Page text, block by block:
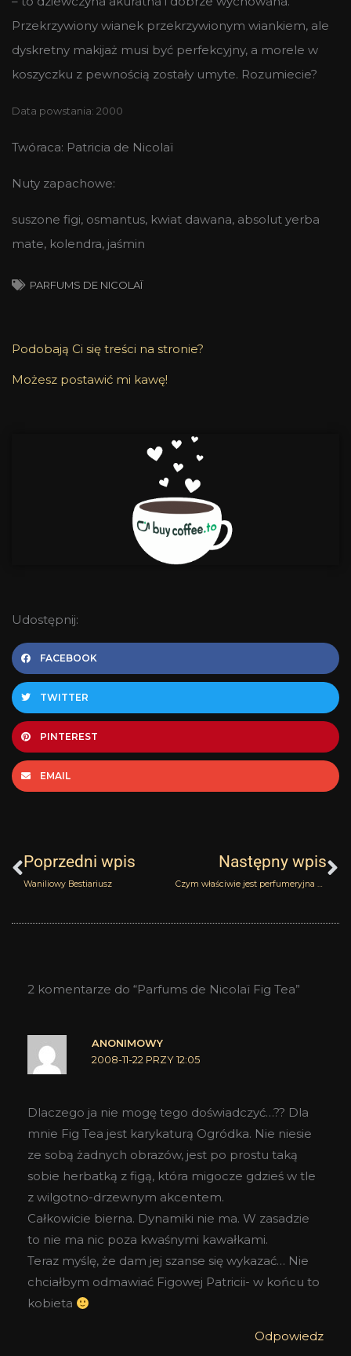
Przekrzywiony wianek przekrzywionym wiankiem, ale
dyskretny makijaż musi być perfekcyjny, a morele w
koszyczku z pewnością zostały umyte. Rozumiecie?
Data powstania: 2000
Twóraca: Patricia de Nicolaï
Nuty zapachowe:
suszone figi, osmantus, kwiat dawana, absolut yerba
mate, kolendra, jaśmin
PARFUMS DE NICOLAÏ
Podobają Ci się treści na stronie?
Możesz postawić mi kawę!
Udostępnij:
FACEBOOK
TWITTER
PINTEREST
EMAIL
Poprzedni wpis
Waniliowy Bestiariusz
Następny wpis
Czym właściwie jest perfumeryjna nisza?
2 komentarze do “Parfums de Nicolaï Fig Tea”
ANONIMOWY
2008-11-22 PRZY 12:05
Dlaczego ja nie mogę tego doświadczyć…?? Dla
mnie Fig Tea jest karykaturą Ogródka. Nie niesie
ze sobą żadnych obrazów, jest po prostu taką
sobie herbatką z figą, która migocze gdzieś w tle
z wilgotno-drzewnym akcentem.
Całkowicie bierna. Dynamiki nie ma. W zasadzie
to nie ma nic poza kwaśnymi kawałkami.
Teraz myślę, że dam jej szanse się wykazać… Nie
chciałbym odmawiać Figowej Patricii- w końcu to
kobieta
Odpowiedz